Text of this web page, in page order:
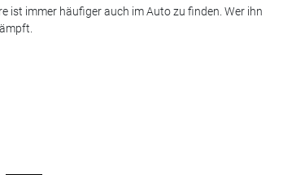
ist immer häufiger auch im Auto zu finden. Wer ihn